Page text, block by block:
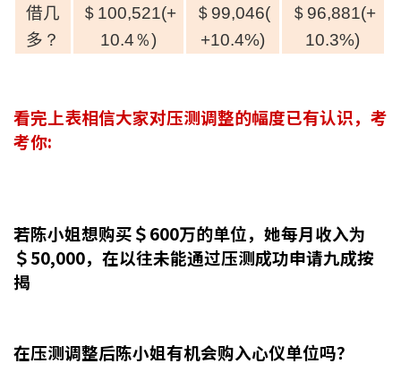
借几
多 ？
＄100,521(+
10.4％)
＄99,046(
+10.4%)
＄96,881(+
10.3%)
看完上表相信大家对压测调整的幅度已有认识，考
考你:
若陈小姐想购买＄600万的单位，她每月收入为
＄50,000，在以往未能通过压测成功申请九成按
揭
在压测调整后陈小姐有机会购入心仪单位吗？